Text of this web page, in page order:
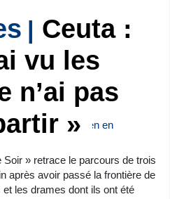
Ceuta :
vu les
n’ai pas
»
» retrace le parcours de trois
après avoir passé la frontière de
les drames dont ils ont été